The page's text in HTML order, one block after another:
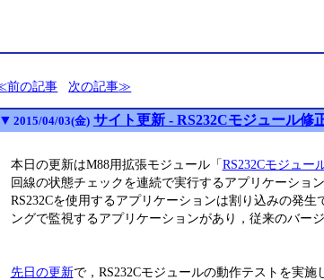
前の記事 次の記事
▼ 2015/04/03(金) サイト更新 - RS232Cモジュール修
本日の更新はM88用拡張モジュール「RS232Cモジュー
回線の状態チェックを連続で実行するアプリケーショ
RS232Cを使用するアプリケーションは割り込みの発
ングで監視するアプリケーションがあり，従来のバー
先日の更新で，RS232Cモジュールの動作テストを実